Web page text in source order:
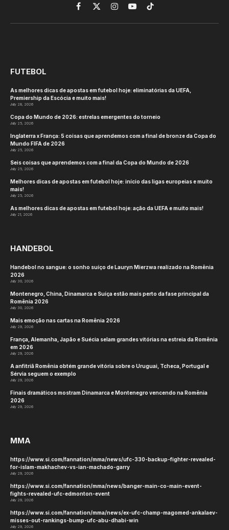
Facebook
X
(Twitter)
InstagramYouTubeTikTok
FUTEBOL
As melhores dicas de apostas em futebol hoje: eliminatórias da UEFA,
Premiership da Escócia e muito mais!
July 28, 2026
Copa do Mundo de 2026: estrelas emergentes do torneio
July 25, 2026
Inglaterra x França: 5 coisas que aprendemos com a final de bronze da Copa do
Mundo FIFA de 2026
July 25, 2026
Seis coisas que aprendemos com a final da Copa do Mundo de 2026
July 25, 2026
Melhores dicas de apostas em futebol hoje: início das ligas europeias e muito
mais!
July 25, 2026
As melhores dicas de apostas em futebol hoje: ação da UEFA e muito mais!
July 21, 2026
HANDEBOL
Handebol no sangue: o sonho suíço de Lauryn Mierzwa realizado na Romênia
2026
July 30, 2026
Montenegro, China, Dinamarca e Suíça estão mais perto da fase principal da
Romênia 2026
July 30, 2026
Mais emoção nas cartas na Romênia 2026
July 29, 2026
França, Alemanha, Japão e Suécia selam grandes vitórias na estreia da Romênia
em 2026
July 29, 2026
A anfitriã Romênia obtém grande vitória sobre o Uruguai, Tcheca, Portugal e
Sérvia seguem o exemplo
July 29, 2026
Finais dramáticos mostram Dinamarca e Montenegro vencendo na Romênia
2026
July 29, 2026
MMA
https://www.si.com/fannation/mma/news/ufc-330-backup-fighter-revealed-
for-islam-makhachev-vs-ian-machado-garry
July 29, 2026
https://www.si.com/fannation/mma/news/banger-main-co-main-event-
fights-revealed-ufc-edmonton-event
July 29, 2026
https://www.si.com/fannation/mma/news/ex-ufc-champ-magomed-ankalaev-
misses-out-rankings-bump-ufc-abu-dhabi-win
July 29, 2026